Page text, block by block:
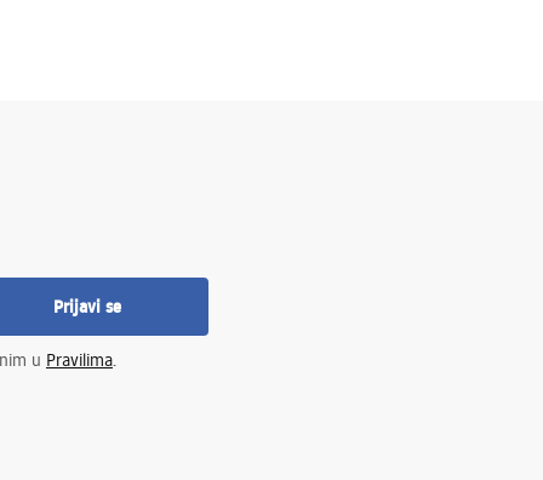
Prijavi se
u Pravilima.